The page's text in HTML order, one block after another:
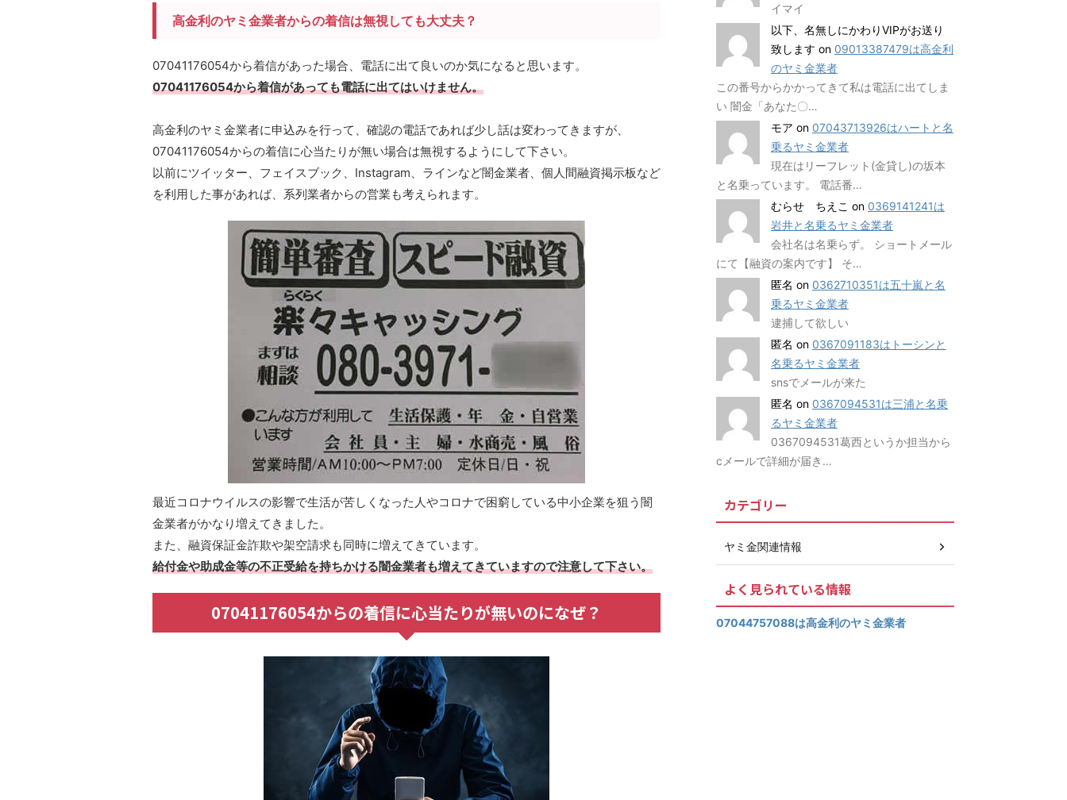
高金利のヤミ金業者からの着信は無視しても大丈夫？
07041176054から着信があった場合、電話に出て良いのか気になると思います。
07041176054から着信があっても電話に出てはいけません。
高金利のヤミ金業者に申込みを行って、確認の電話であれば少し話は変わってきますが、
07041176054からの着信に心当たりが無い場合は無視するようにして下さい。
以前にツイッター、フェイスブック、Instagram、ラインなど闇金業者、個人間融資掲示板など
を利用した事があれば、系列業者からの営業も考えられます。
最近コロナウイルスの影響で生活が苦しくなった人やコロナで困窮している中小企業を狙う闇
金業者がかなり増えてきました。
また、融資保証金詐欺や架空請求も同時に増えてきています。
給付金や助成金等の不正受給を持ちかける闇金業者も増えてきていますので注意して下さい。
07041176054からの着信に心当たりが無いのになぜ？
イマイ
以下、名無しにかわりVIPがお送り
致します on 09013387479は高金利
のヤミ金業者
この番号からかかってきて私は電話に出てしま
い 闇金「あなた〇…
モア on 07043713926はハートと名
乗るヤミ金業者
現在はリーフレット(金貸し)の坂本
と名乗っています。 電話番…
むらせ ちえこ on 0369141241は
岩井と名乗るヤミ金業者
会社名は名乗らず。 ショートメール
にて【融資の案内です】 そ…
匿名 on 0362710351は五十嵐と名
乗るヤミ金業者
逮捕して欲しい
匿名 on 0367091183はトーシンと
名乗るヤミ金業者
snsでメールが来た
匿名 on 0367094531は三浦と名乗
るヤミ金業者
0367094531葛西というか担当から
cメールで詳細が届き…
カテゴリー
ヤミ金関連情報
よく見られている情報
07044757088は高金利のヤミ金業者